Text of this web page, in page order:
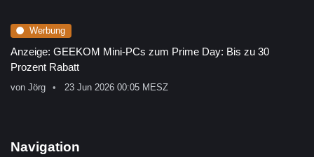
Werbung
Anzeige: GEEKOM Mini-PCs zum Prime Day: Bis zu 30
Prozent Rabatt
von Jörg 23 Jun 2026 00:05 MESZ
Navigation